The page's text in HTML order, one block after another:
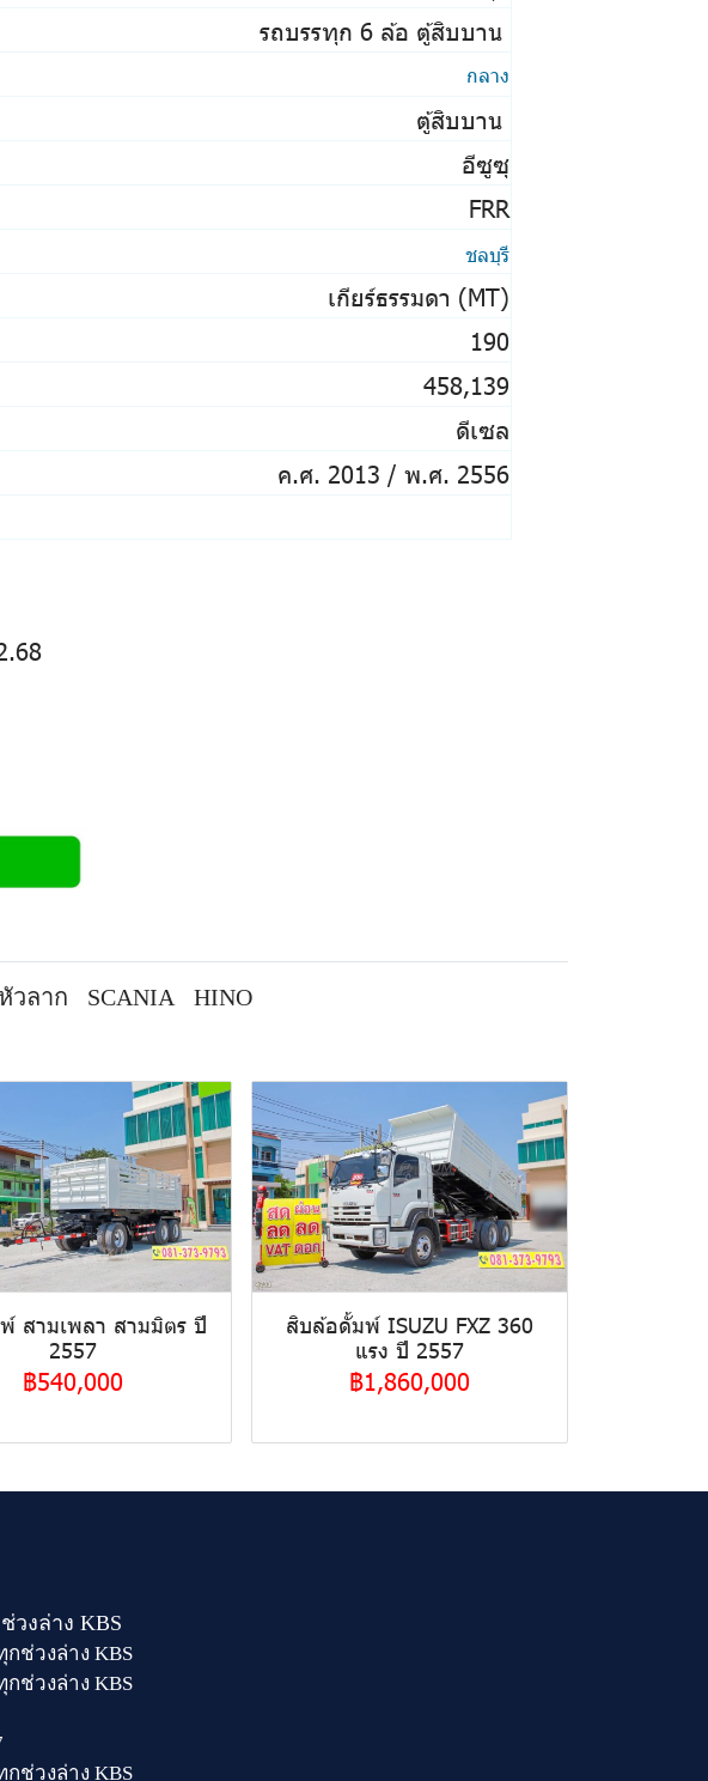
รถบรรทุก 6 ล้อ ตู้สิบบาน
กลาง
ตู้สิบบาน
อีซูซุ
FRR
ชลบุรี
เกียร์ธรรมดา (MT)
190
458,139
ดีเซล
ค.ศ. 2013 / พ.ศ. 2556
วลาก SCANIA HINO
สามเพลา สามมิตร ปี
2557
฿540,000
สิบล้อดั้มพ์ ISUZU FXZ 360
แรง ปี 2557
฿1,860,000
วงล่าง KBS
ช่วงล่าง KBS
ช่วงล่าง KBS
ช่วงล่าง KBS